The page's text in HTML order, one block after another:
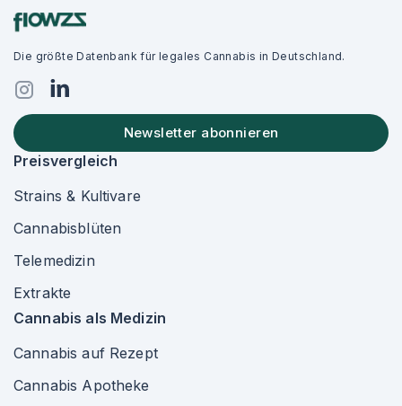
Die größte Datenbank für legales Cannabis in Deutschland.
Newsletter abonnieren
Preisvergleich
Strains & Kultivare
Cannabisblüten
Telemedizin
Extrakte
Cannabis als Medizin
Cannabis auf Rezept
Cannabis Apotheke